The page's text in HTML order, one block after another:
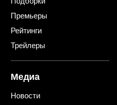
Премьеры
Рейтинги
Трейлеры
Медиа
Новости